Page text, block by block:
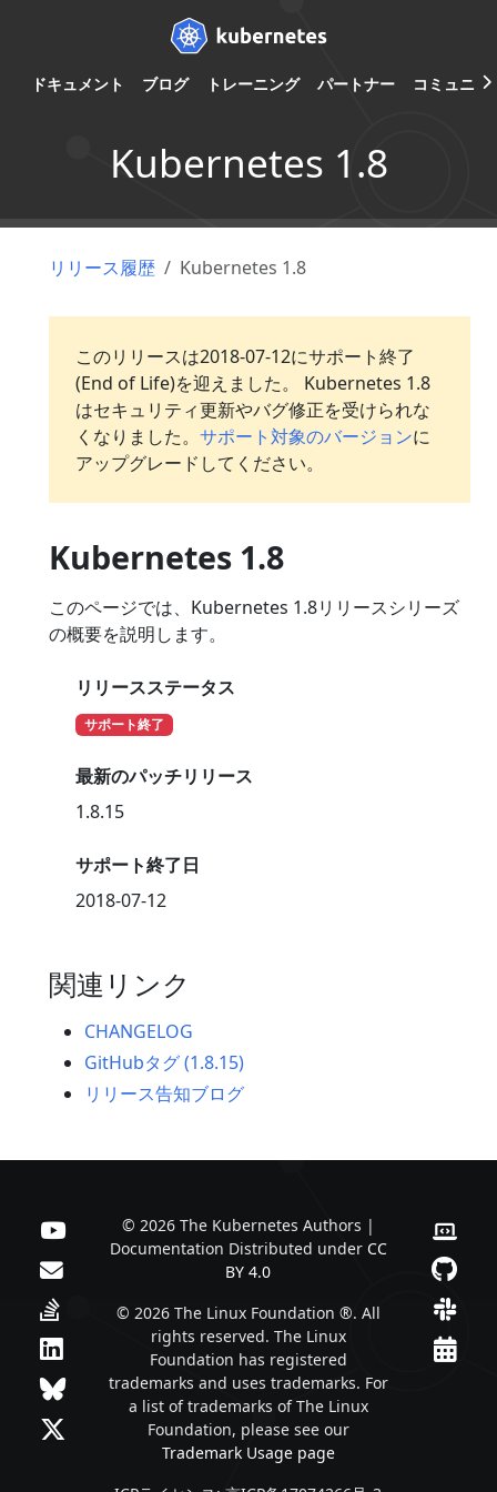
ドキュメント ブログ トレーニング パートナー コミュニテ
Kubernetes 1.8
リリース履歴 Kubernetes 1.8
このリリースは2018-07-12にサポート終了
(End of Life)を迎えました。 Kubernetes 1.8
はセキュリティ更新やバグ修正を受けられな
くなりました。 サポート対象のバージョンに
アップグレードしてください。
Kubernetes 1.8
このページでは、Kubernetes 1.8リリースシリーズ
の概要を説明します。
リリースステータス
サポート終了
最新のパッチリリース
1.8.15
サポート終了日
2018-07-12
関連リンク
CHANGELOG
GitHubタグ (1.8.15)
リリース告知ブログ
© 2026 The Kubernetes Authors |
Documentation Distributed under CC
BY 4.0
© 2026 The Linux Foundation ®. All
rights reserved. The Linux
Foundation has registered
trademarks and uses trademarks. For
a list of trademarks of The Linux
Foundation, please see our
Trademark Usage page